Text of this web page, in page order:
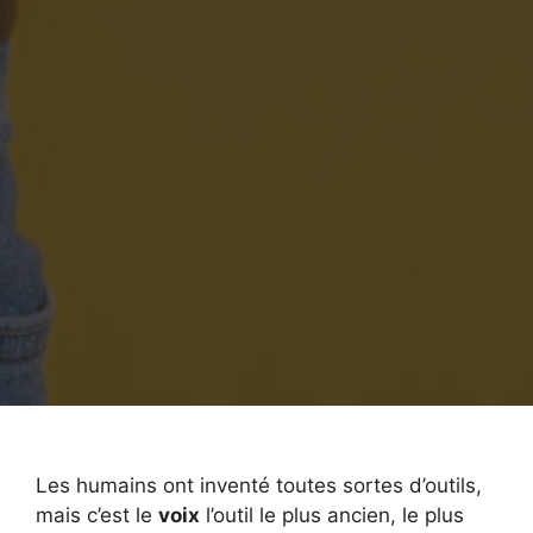
Les humains ont inventé toutes sortes d’outils,
mais c’est le voix l’outil le plus ancien, le plus